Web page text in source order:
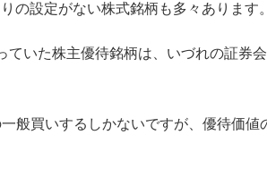
の設定がない株式銘柄も多々あります。
いた株主優待銘柄は、いづれの証券
般買いするしかないですが、優待価